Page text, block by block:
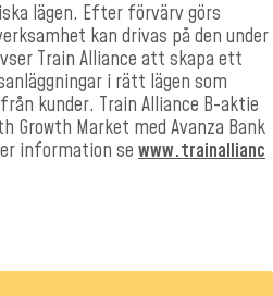
lägen. Efter förvärv görs
kan drivas på den under
Train Alliance att skapa ett
i rätt lägen som
kunder. Train Alliance B-aktie
Growth Market med Avanza Bank
information se www.trainallianc